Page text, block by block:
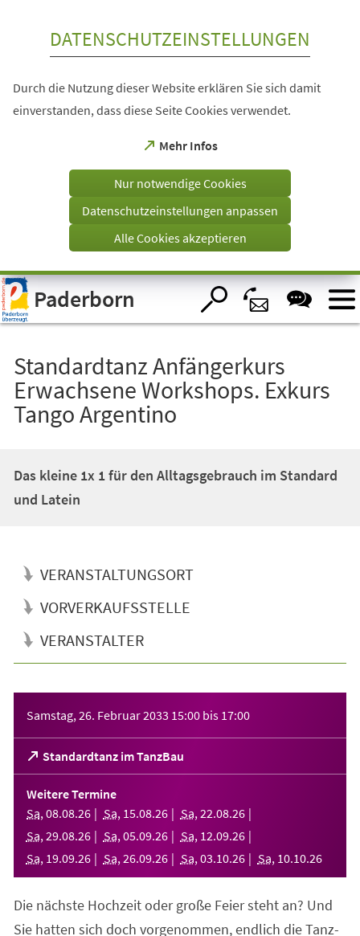
Visuelle
Assistenzsoftware
öffnen.
DATENSCHUTZEINSTELLUNGEN
Durch die Nutzung dieser Website erklären Sie sich damit
einverstanden, dass diese Seite Cookies verwendet.
Mehr Infos
(Öffnet
einem
Tab)
Nur notwendige Cookies
Datenschutzeinstellungen anpassen
Alle Cookies akzeptieren
Paderborn
Standardtanz Anfängerkurs
Erwachsene Workshops. Exkurs
Tango Argentino
Das kleine 1x 1 für den Alltagsgebrauch im Standard
und Latein
VERANSTALTUNGSORT
VORVERKAUFSSTELLE
VERANSTALTER
Samstag, 26. Februar 2033 15:00 bis 17:00
Standardtanz im TanzBau
(Öffnet
in
einem
neuen
Tab)
Weitere Termine
Sa, 08.08.26 Sa, 15.08.26 Sa, 22.08.26
Sa, 29.08.26 Sa, 05.09.26 Sa, 12.09.26
Sa, 19.09.26 Sa, 26.09.26 Sa, 03.10.26 Sa, 10.10.26
Die nächste Hochzeit oder große Feier steht an? Und
Sie hatten sich doch vorgenommen, endlich die Tanz-